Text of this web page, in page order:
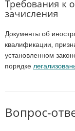
Требования к
зачисления
Документы об
квалификации,
установленном
порядке
Вопрос-